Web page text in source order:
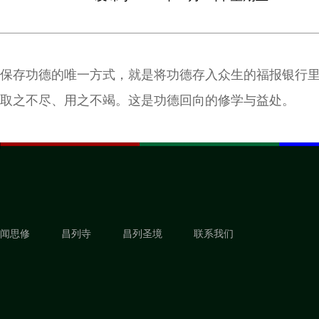
保存功德的唯一方式，就是将功德存入众生的福报银行
取之不尽、用之不竭。这是功德回向的修学与益处。
闻思修 昌列寺 昌列圣境 联系我们